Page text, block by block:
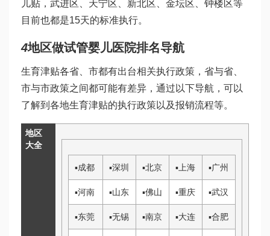
儿贴，武进区、天宁区、新北区、金坛区、钟楼区等
目前也都是15天的标准执行。
4地区做试管婴儿医院排名导航
生育津贴各省、市都有出台相关执行政策，省与省、
市与市政策之间都可能有差异，通过以下导航，可以
了解到各地生育津贴的执行政策以及报销流程等。
地区
大全
▪成都 ▪深圳 ▪北京 ▪上海 ▪广州
▪河南 ▪山东 ▪佛山 ▪重庆 ▪武汉
▪东莞 ▪无锡 ▪南京 ▪大连 ▪合肥